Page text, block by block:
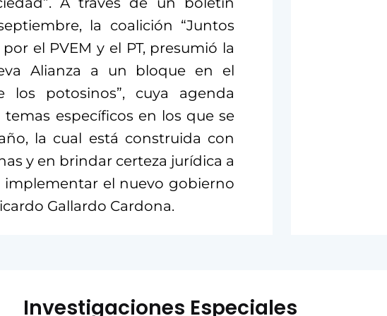
la coalición “Juntos
el PVEM y el PT, presumió la
Alianza a un bloque en el
los potosinos”, cuya agenda
específicos en los que se
la cual está construida con
y en brindar certeza jurídica a
implementar el nuevo gobierno
Gallardo Cardona.
Investigaciones Especiales